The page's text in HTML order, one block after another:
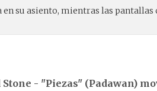
en su asiento, mientras las pantallas
Stone - "Piezas" (Padawan)